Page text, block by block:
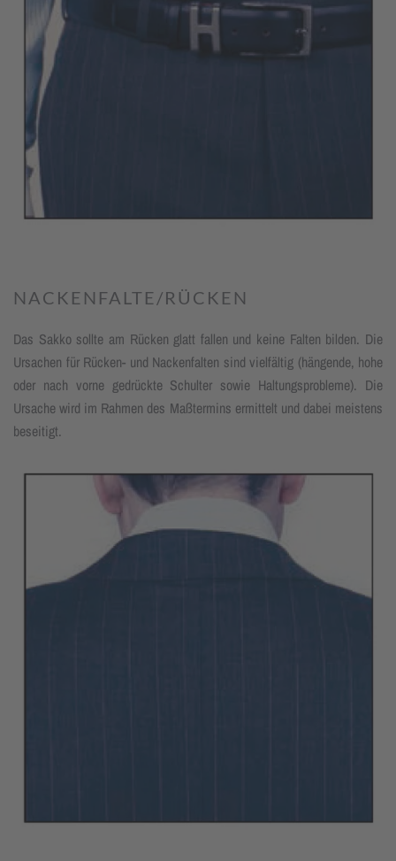
NACKENFALTE/RÜCKEN
Das Sakko sollte am Rücken glatt fallen und keine Falten bilden. Die
Ur­sachen für Rücken- und Nacken­falten sind vielfältig (hängende, hohe
oder nach vorne gedrückte Schulter sowie Haltungs­probleme). Die
Ursache wird im Rahmen des Maß­termins ermit­telt und dabei meistens
beseitigt.